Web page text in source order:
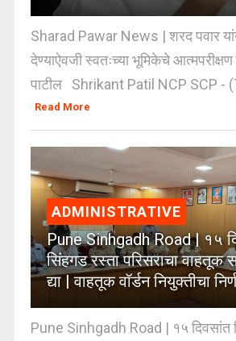
Sharad Pawar News | शरद पवार
देण्याऐवजी स्वतःच्या भूमिकेचे
पाटील Shrikant Patil NCP SCP -
Read More
ADMINISTRATIVE
Pune Sinhgadh Road | १५
सिंहगड रस्ता परिसराचा वाहतूक
द्या | वाहतूक वॉर्डन नियुक्तीचा
Pune Sinhgadh Road | १५ दिवसांत